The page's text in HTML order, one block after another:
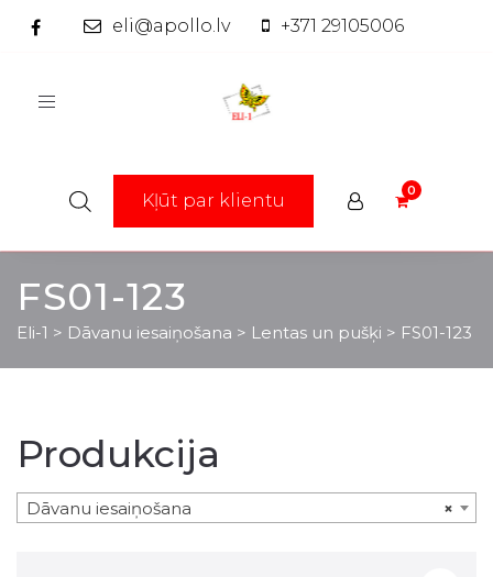
eli@apollo.lv +371 29105006
Toggle
Kļūt par klientu
FS01-123
Eli-1 > Dāvanu iesaiņošana > Lentas un pušķi > FS01-123
Produkcija
×
Dāvanu iesaiņošana